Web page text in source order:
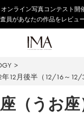
ンライン写真コンテスト開
員があなたの作品をレビュ
年12月後半（12/16～12/
（うお座